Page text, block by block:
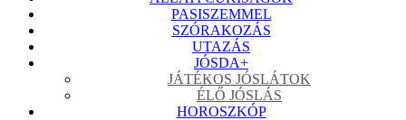
PASISZEMMEL
SZÓRAKOZÁS
UTAZÁS
JÓSDA+
JÁTÉKOS JÓSLÁTOK
ÉLŐ JÓSLÁS
HOROSZKÓP